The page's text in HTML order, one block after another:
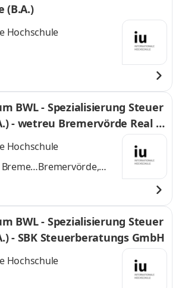
(B.A.)
Hochschule
BWL - Spezialisierung Steuer
- wetreu Bremervörde Real Tr
Hochschule
Bremervörde,
BWL - Spezialisierung Steuer
- SBK Steuerberatungs GmbH
Hochschule